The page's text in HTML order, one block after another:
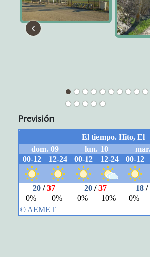
‹
Previsión